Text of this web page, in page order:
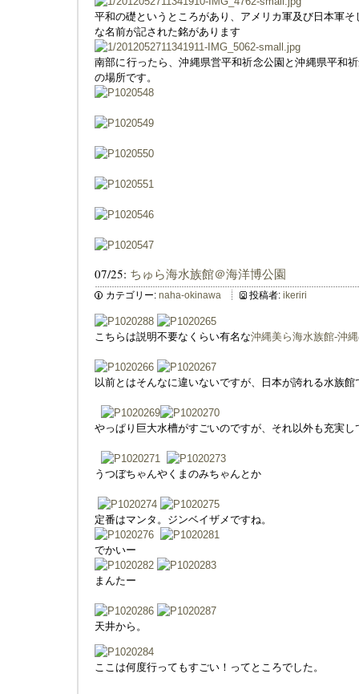
平和の礎というところがあり、アメリカ軍及び日本軍
な名前が記された銘があります
南部に行ったら、沖縄県営平和祈念公園と沖縄県平和
の場所です。
07/25: ちゅら海水族館＠海洋博公園
カテゴリー: naha-okinawa 投稿者: ikeriri
こちらは説明不要なくらい有名な沖縄美ら海水族館-沖
以前とはそんなに違いないですが、日本が誇れる水族館
やっぱり巨大水槽がすごいのですが、それ以外も充実し
うつぼちゃんやくまのみちゃんとか
定番はマンタ。ジンベイザメですね。
でかいー
まんたー
天井から。
ここは何度行ってもすごい！ってところでした。